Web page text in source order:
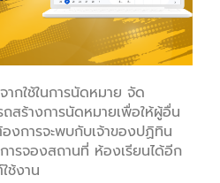
กใช้ในการนัดหมาย จัด
สร้างการนัดหมายเพื่อให้ผู้อื่น
องการจะพบกับเจ้าของปฏิทิน
ารจองสถานที่ ห้องเรียนได้อีก
ช้งาน